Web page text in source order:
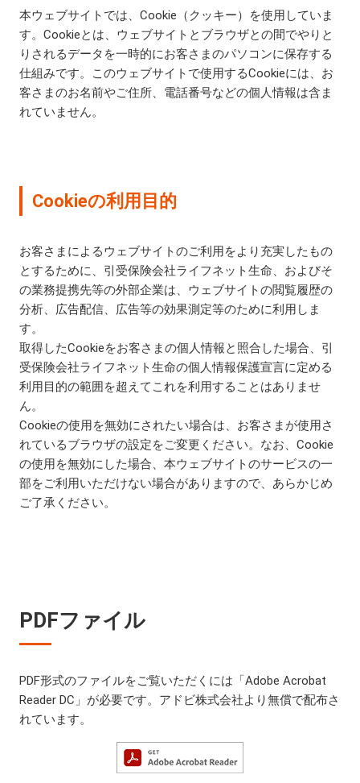
本ウェブサイトでは、Cookie（クッキー）を使用していま
す。Cookieとは、ウェブサイトとブラウザとの間でやりと
りされるデータを一時的にお客さまのパソコンに保存する
仕組みです。このウェブサイトで使用するCookieには、お
客さまのお名前やご住所、電話番号などの個人情報は含ま
れていません。
Cookieの利用目的
お客さまによるウェブサイトのご利用をより充実したもの
とするために、引受保険会社ライフネット生命、およびそ
の業務提携先等の外部企業は、ウェブサイトの閲覧履歴の
分析、広告配信、広告等の効果測定等のために利用しま
す。
取得したCookieをお客さまの個人情報と照合した場合、引
受保険会社ライフネット生命の個人情報保護宣言に定める
利用目的の範囲を超えてこれを利用することはありませ
ん。
Cookieの使用を無効にされたい場合は、お客さまが使用さ
れているブラウザの設定をご変更ください。なお、Cookie
の使用を無効にした場合、本ウェブサイトのサービスの一
部をご利用いただけない場合がありますので、あらかじめ
ご了承ください。
PDFファイル
PDF形式のファイルをご覧いただくには「Adobe Acrobat
Reader DC」が必要です。アドビ株式会社より無償で配布さ
れています。